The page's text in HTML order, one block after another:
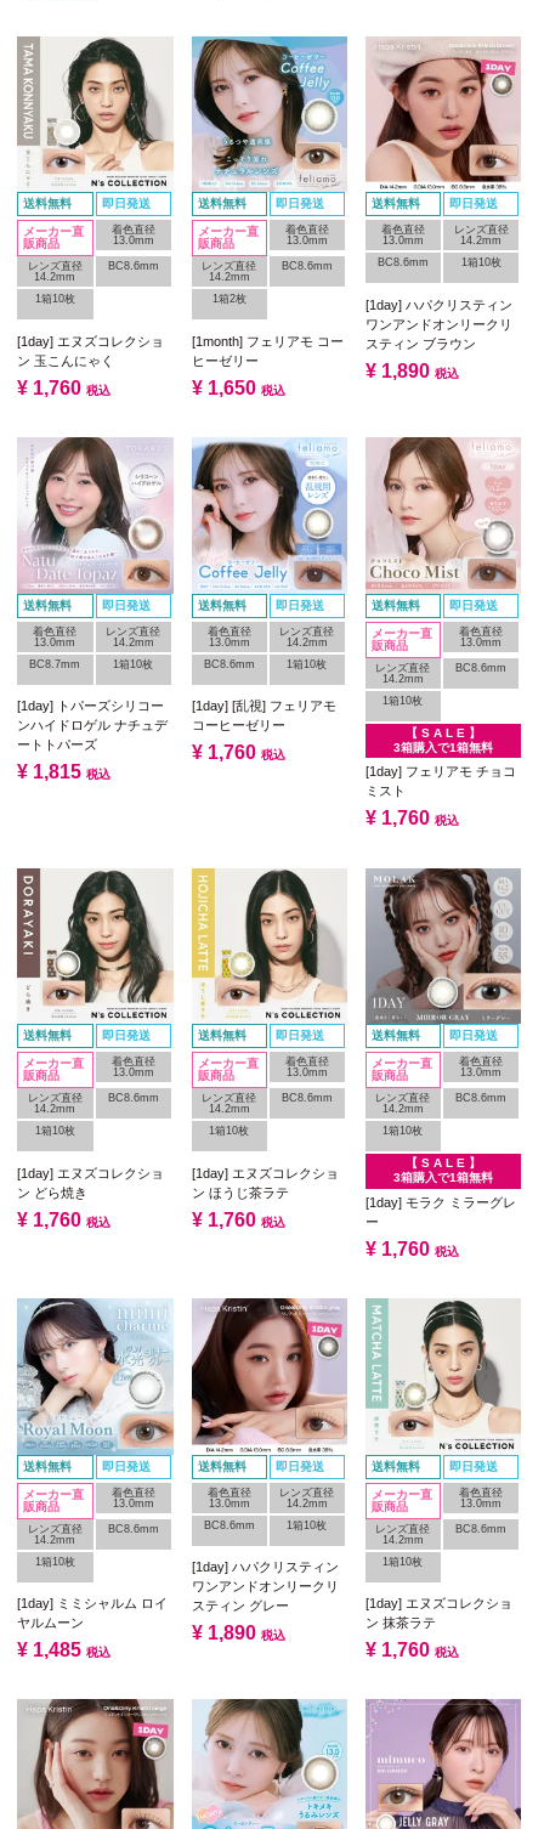
送料無料 即日発送
メーカー直
販商品
着色直径
13.0mm
レンズ直径
14.2mm
BC8.6mm
1箱10枚
[1day] エヌズコレクショ
ン 玉こんにゃく
¥ 1,760 税込
送料無料 即日発送
メーカー直
販商品
着色直径
13.0mm
レンズ直径
14.2mm
BC8.6mm
1箱2枚
[1month] フェリアモ コー
ヒーゼリー
¥ 1,650 税込
送料無料 即日発送
着色直径
13.0mm
レンズ直径
14.2mm
BC8.6mm
1箱10枚
[1day] ハパクリスティン
ワンアンドオンリークリ
スティン ブラウン
¥ 1,890 税込
送料無料 即日発送
着色直径
13.0mm
レンズ直径
14.2mm
BC8.7mm
1箱10枚
[1day] トパーズシリコー
ンハイドロゲル ナチュデ
ートトパーズ
¥ 1,815 税込
送料無料 即日発送
着色直径
13.0mm
レンズ直径
14.2mm
BC8.6mm
1箱10枚
[1day] [乱視] フェリアモ
コーヒーゼリー
¥ 1,760 税込
送料無料 即日発送
メーカー直
販商品
着色直径
13.0mm
レンズ直径
14.2mm
BC8.6mm
1箱10枚
【 S A L E 】
3箱購入で1箱無料
[1day] フェリアモ チョコ
ミスト
¥ 1,760 税込
送料無料 即日発送
メーカー直
販商品
着色直径
13.0mm
レンズ直径
14.2mm
BC8.6mm
1箱10枚
[1day] エヌズコレクショ
ン どら焼き
¥ 1,760 税込
送料無料 即日発送
メーカー直
販商品
着色直径
13.0mm
レンズ直径
14.2mm
BC8.6mm
1箱10枚
[1day] エヌズコレクショ
ン ほうじ茶ラテ
¥ 1,760 税込
送料無料 即日発送
メーカー直
販商品
着色直径
13.0mm
レンズ直径
14.2mm
BC8.6mm
1箱10枚
【 S A L E 】
3箱購入で1箱無料
[1day] モラク ミラーグレ
ー
¥ 1,760 税込
送料無料 即日発送
メーカー直
販商品
着色直径
13.0mm
レンズ直径
14.2mm
BC8.6mm
1箱10枚
[1day] ミミシャルム ロイ
ヤルムーン
¥ 1,485 税込
送料無料 即日発送
着色直径
13.0mm
レンズ直径
14.2mm
BC8.6mm
1箱10枚
[1day] ハパクリスティン
ワンアンドオンリークリ
スティン グレー
¥ 1,890 税込
送料無料 即日発送
メーカー直
販商品
着色直径
13.0mm
レンズ直径
14.2mm
BC8.6mm
1箱10枚
[1day] エヌズコレクショ
ン 抹茶ラテ
¥ 1,760 税込